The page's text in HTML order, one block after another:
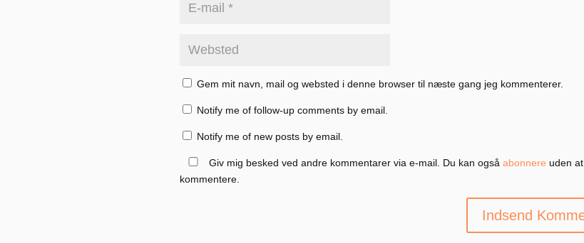
Gem mit navn, mail og websted i denne browser til næste gang jeg kommenterer.
Notify me of follow-up comments by email.
Notify me of new posts by email.
Giv mig besked ved andre kommentarer via e-mail. Du kan også abonnere uden at
kommentere.